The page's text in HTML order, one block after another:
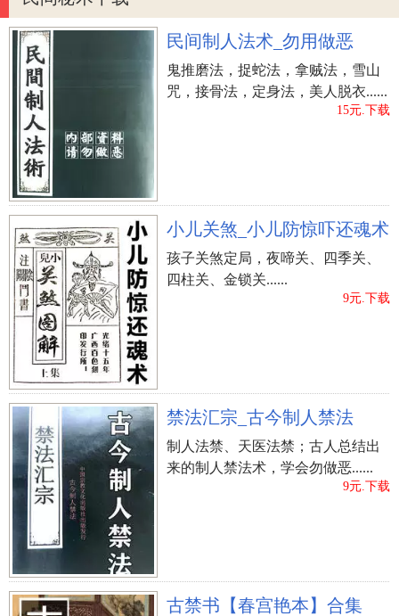
墓葬附近500米左右有高压电线、发电厂等高辐射
的厂矿企业存有，不利墓地风水，后代子孙出匪
人、牢狱之灾、弱智等废人。
五、墓地界线
墓葬界线要清晰，不然子孙愚笨不聪慧，且子孙
中间家庭不和。墓葬规格要超过两平方米之上，低
于十平方米内。墓葬规格很大，子孙后代散漫无
财，规格很小，子孙后代出癫狂的人。
风水学秘术也不是全能的，可是好的风水学再再
加上行善积德，后代子孙当然荣华富贵荣显，安全
福寿。风水学的优劣立即危害大家族财气、官运亨
通、子孙后代荣华富贵、子孙后代寿年等，明白应
用风水学能够令其荣华富贵利润最大化。
坟地风水凶吉对家人的危害
（1）墓牌损坏或裂开者，上端损坏主克应一、
四、七房头顶部损害；中间损坏者，主克应二、
五、八房五脏六腑病症或动刀；下边损坏者，主克
应三、六、九房脚部损害。
（2）不能自然石（没经裁整）为墓牌，不然子孙
后代易有断决香烛或残疾、病重或成义子之克运不
民间制人法术_勿用做恶
鬼推磨法，捉蛇法，拿贼法，雪山
咒，接骨法，定身法，美人脱衣......
15元.下载
小儿关煞_小儿防惊吓还魂术
孩子关煞定局，夜啼关、四季关、
四柱关、金锁关......
9元.下载
禁法汇宗_古今制人禁法
制人法禁、天医法禁；古人总结出
来的制人禁法术，学会勿做恶......
9元.下载
古禁书【春宫艳本】合集